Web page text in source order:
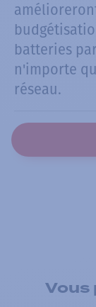
batteries
n'importe
réseau.
Vous